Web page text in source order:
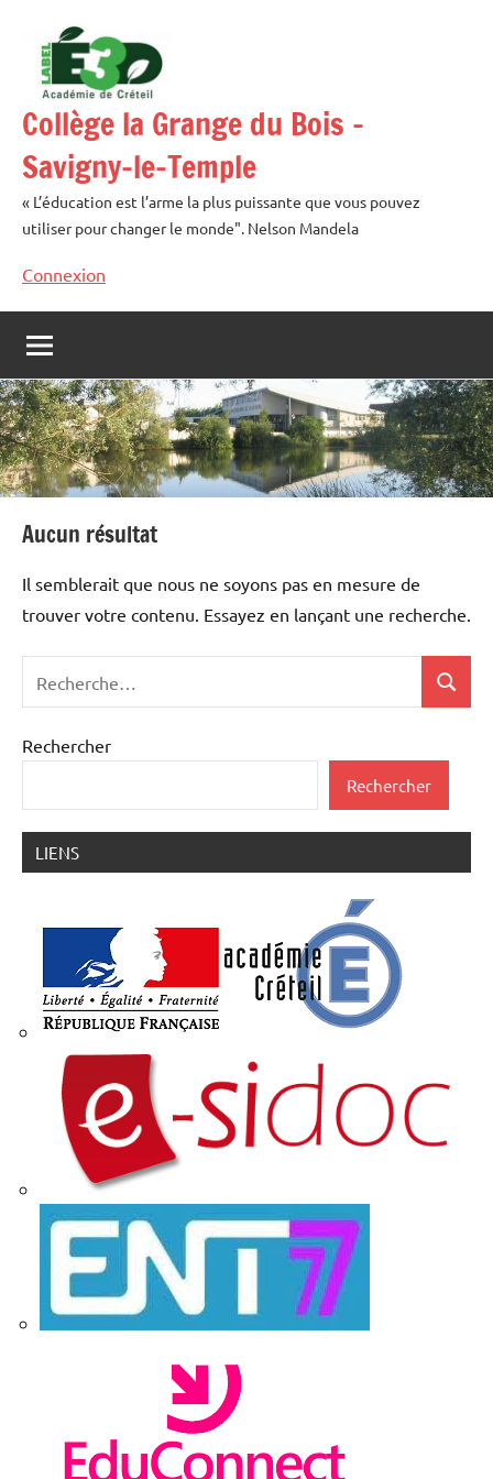
contenu
Collège la Grange du Bois –
Savigny-le-Temple
« L’éducation est l’arme la plus puissante que vous pouvez
utiliser pour changer le monde". Nelson Mandela
Connexion
Aucun résultat
Il semblerait que nous ne soyons pas en mesure de
trouver votre contenu. Essayez en lançant une recherche.
pour
Rechercher
Rechercher
LIENS